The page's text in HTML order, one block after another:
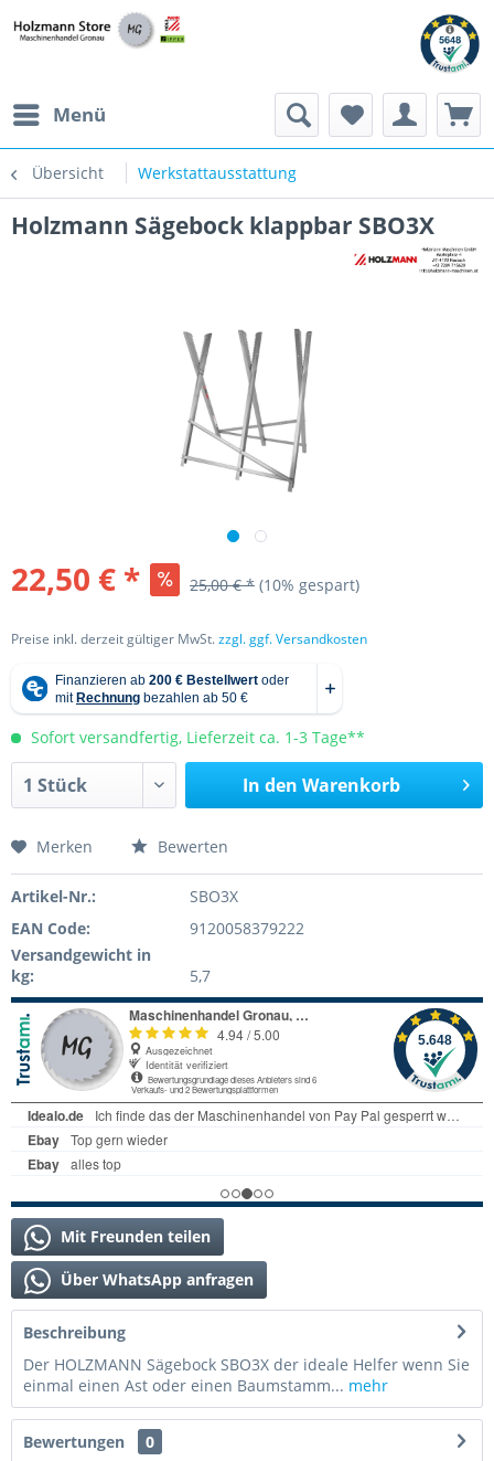
Menü
Übersicht Werkstattausstattung
Holzmann Sägebock klappbar SBO3X
22,50 € * 25,00 € * (10% gespart)
Preise inkl. derzeit gültiger MwSt.zzgl. ggf. Versandkosten
Sofort versandfertig, Lieferzeit ca. 1-3 Tage**
In den Warenkorb
Merken Bewerten
Artikel-Nr.:
SBO3X
EAN Code:
9120058379222
Versandgewicht in
kg:
5,7
Mit Freunden teilen
Über WhatsApp anfragen
Beschreibung
Der HOLZMANN Sägebock SBO3X der ideale Helfer wenn Sie
einmal einen Ast oder einen Baumstamm... mehr
Bewertungen
0